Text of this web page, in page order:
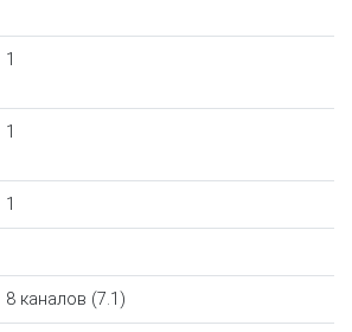
1
1
1
8 каналов (7.1)